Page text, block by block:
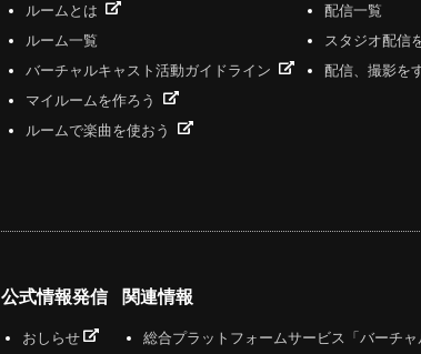
ルームとは
ルーム一覧
バーチャルキャスト活動ガイドライン
マイルームを作ろう
ルームで楽曲を使おう
配信一覧
スタジオ配信
配信、撮影を
公式情報発信
おしらせ
関連情報
総合プラットフォームサービス「バーチ